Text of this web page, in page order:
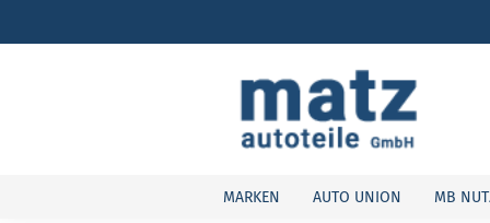
MARKEN AUTO UNION MB